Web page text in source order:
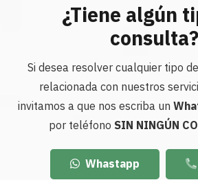
¿Tiene algún
consulta?
Si desea resolver cualquier tipo
relacionada con nuestros
invitamos a que nos escriba un
por teléfono SIN NINGÚN
Whastapp